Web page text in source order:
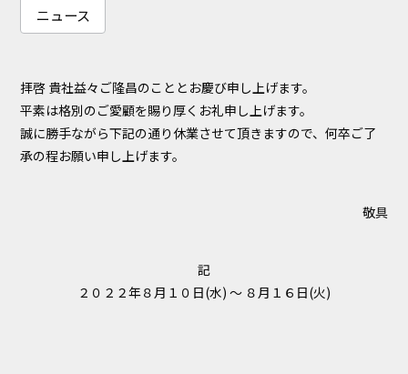
ニュース
拝啓 貴社益々ご隆昌のこととお慶び申し上げます。
平素は格別のご愛顧を賜り厚くお礼申し上げます。
誠に勝手ながら下記の通り休業させて頂きますので、何卒ご了
承の程お願い申し上げます。
敬具
記
２０２２年８月１０日(水) ～ ８月１６日(火)